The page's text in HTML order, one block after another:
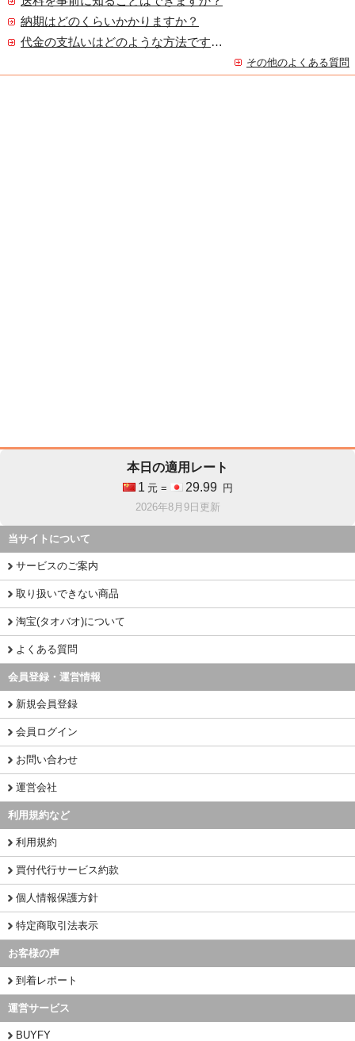
納期はどのくらいかかりますか？
代金の支払いはどのような方法ですか？
その他のよくある質問
本日の適用レート
1 元 = 29.99
円
2026年8月9日更新
当サイトについて
サービスのご案内
取り扱いできない商品
淘宝(タオバオ)について
よくある質問
会員登録・運営情報
新規会員登録
会員ログイン
お問い合わせ
運営会社
利用規約など
利用規約
買付代行サービス約款
個人情報保護方針
特定商取引法表示
お客様の声
到着レポート
運営サービス
BUYFY